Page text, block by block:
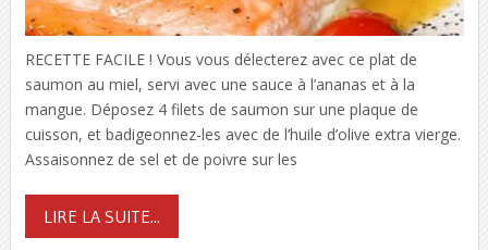
RECETTE FACILE ! Vous vous délecterez avec ce plat de
saumon au miel, servi avec une sauce à l’ananas et à la
mangue. Déposez 4 filets de saumon sur une plaque de
cuisson, et badigeonnez-les avec de l’huile d’olive extra vierge.
Assaisonnez de sel et de poivre sur les
LIRE LA SUITE...